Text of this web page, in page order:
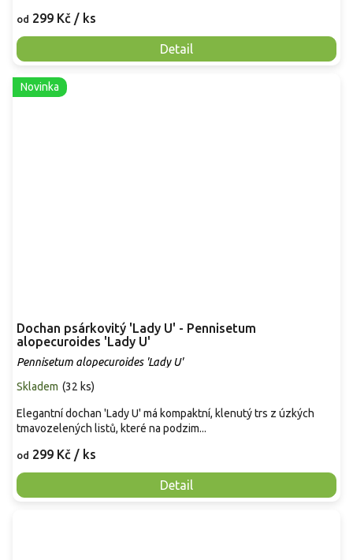
od 299 Kč / ks
Detail
Novinka
Dochan psárkovitý 'Lady U' - Pennisetum
alopecuroides 'Lady U'
Pennisetum alopecuroides 'Lady U'
Skladem (32 ks)
od 299 Kč / ks
Detail
Elegantní dochan 'Lady U' má kompaktní, klenutý trs z úzkých
tmavozelených listů, které na podzim...